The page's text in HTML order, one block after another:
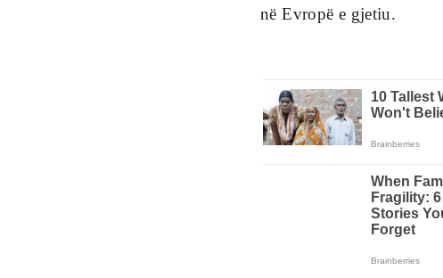
në Evropë e gjetiu.